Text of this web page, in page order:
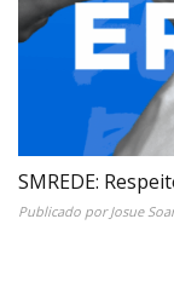
SMREDE:
Publicado porJosue